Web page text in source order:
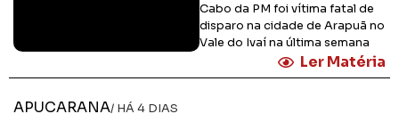
Cabo da PM foi vítima fatal de
disparo na cidade de Arapuã no
Vale do Ivaí na última semana
Ler Matéria
APUCARANA/ HÁ 4 DIAS